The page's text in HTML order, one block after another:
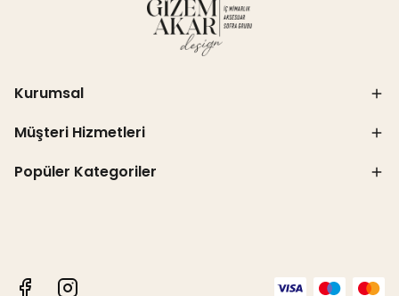
Kurumsal
Müşteri Hizmetleri
Popüler Kategoriler